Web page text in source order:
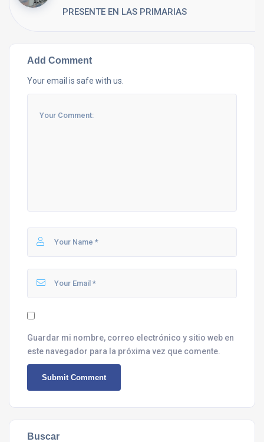
PRESENTE EN LAS PRIMARIAS
Add Comment
Your email is safe with us.
Guardar mi nombre, correo electrónico y sitio web en
este navegador para la próxima vez que comente.
Buscar